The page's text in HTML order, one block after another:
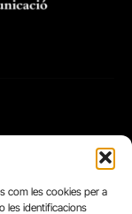
com les cookies per a
les identificacions